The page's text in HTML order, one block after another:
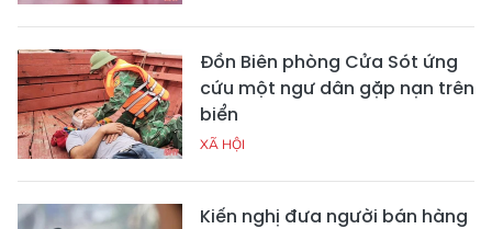
Đồn Biên phòng Cửa Sót ứng
cứu một ngư dân gặp nạn trên
biển
XÃ HỘI
Kiến nghị đưa người bán hàng